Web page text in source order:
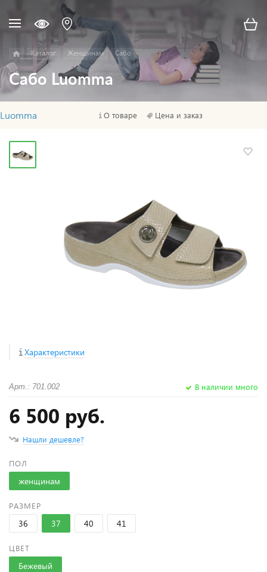
Каталог Женщинам Сабо
Сабо Luomma
Luomma О товаре Цена и заказ
Характеристики
Арт.: 701.002 В наличии много
6 500 руб.
Нашли дешевле?
ПОЛ
женщинам
РАЗМЕР
36 37 40 41
ЦВЕТ
Бежевый